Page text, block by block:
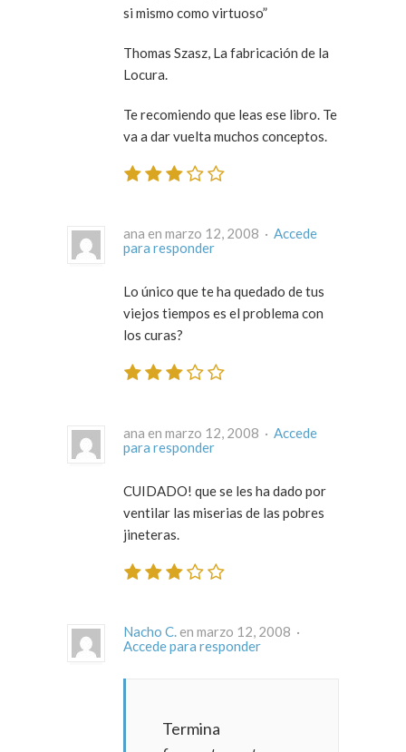
si mismo como virtuoso”
Thomas Szasz, La fabricación de la
Locura.
Te recomiendo que leas ese libro. Te
va a dar vuelta muchos conceptos.
ana en marzo 12, 2008 · Accede
para responder
Lo único que te ha quedado de tus
viejos tiempos es el problema con
los curas?
ana en marzo 12, 2008 · Accede
para responder
CUIDADO! que se les ha dado por
ventilar las miserias de las pobres
jineteras.
Nacho C.
en marzo 12, 2008 ·
Accede para responder
Termina